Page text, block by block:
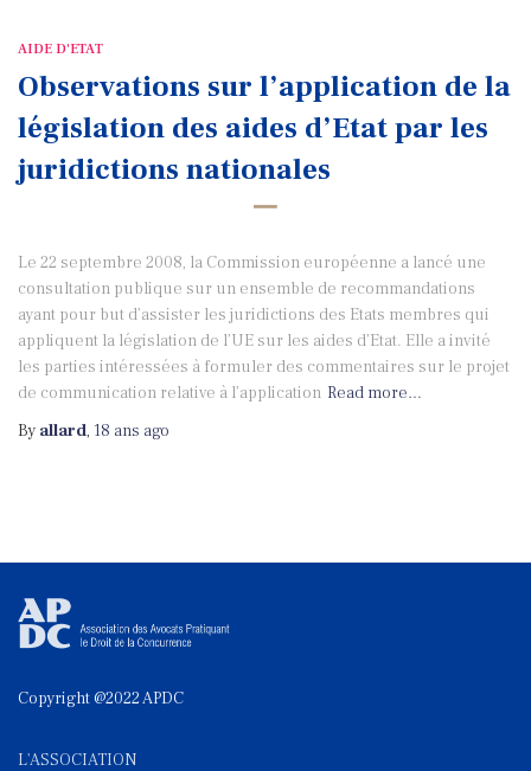
AIDE D'ETAT
Observations sur l’application de la
législation des aides d’Etat par les
juridictions nationales
Le 22 septembre 2008, la Commission européenne a lancé une
consultation publique sur un ensemble de recommandations
ayant pour but d’assister les juridictions des Etats membres qui
appliquent la législation de l’UE sur les aides d’Etat. Elle a invité
les parties intéressées à formuler des commentaires sur le projet
de communication relative à l’application Read more…
By allard, 18 ans ago
Copyright @2022 APDC
L'ASSOCIATION